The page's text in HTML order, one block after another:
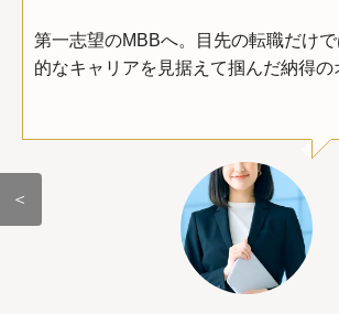
＜
第一志望のMBBへ。目先の転職だけ
的なキャリアを見据えて掴んだ納得の